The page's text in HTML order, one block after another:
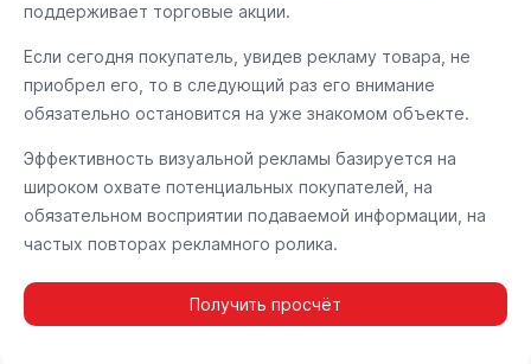
поддерживает торговые акции.
Если сегодня покупатель, увидев рекламу товара, не
приобрел его, то в следующий раз его внимание
обязательно остановится на уже знакомом объекте.
Эффективность визуальной рекламы базируется на
широком охвате потенциальных покупателей, на
обязательном восприятии подаваемой информации, на
частых повторах рекламного ролика.
Получить просчёт